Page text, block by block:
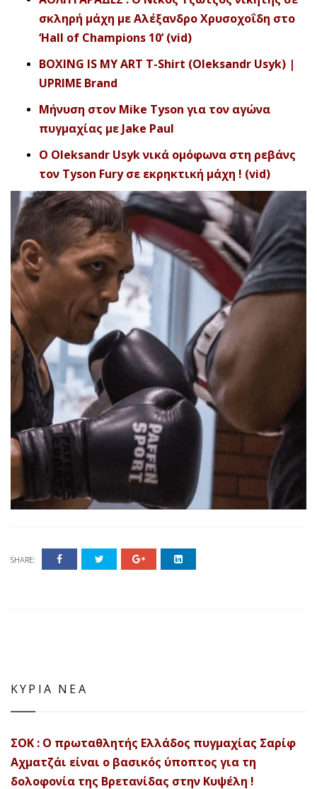
σκληρή μάχη με Αλέξανδρο Χρυσοχοΐδη στο
‘Hall of Champions 10’ (vid)
BOXING IS MY ART T-Shirt (Oleksandr Usyk) |
UPRIME Brand
Μήνυση στον Mike Tyson για τον αγώνα
πυγμαχίας με Jake Paul
O Oleksandr Usyk νικά ομόφωνα στη ρεβάνς
τον Tyson Fury σε εκρηκτική μάχη ! (vid)
SHARE:
ΚΥΡΙΑ ΝΕΑ
ΣΟΚ : Ο πρωταθλητής Ελλάδος πυγμαχίας Σαρίφ
Αχματζάι είναι ο βασικός ύποπτος για τη
δολοφονία της Βρετανίδας στην Κυψέλη !